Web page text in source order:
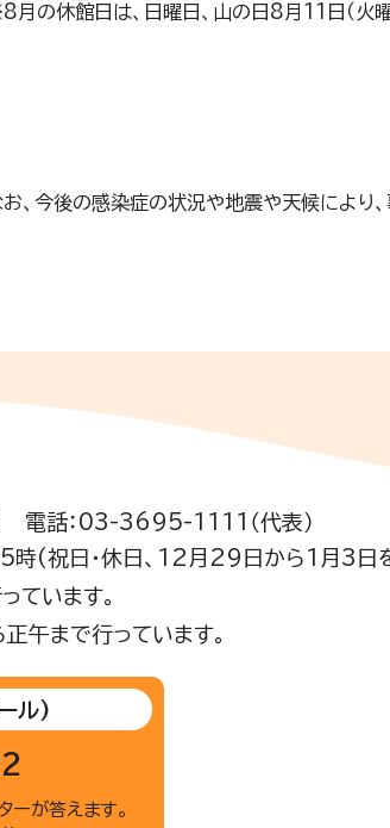
月の休館日は、日曜日、山の日8月11日（火曜
お、今後の感染症の状況や地震や天候により
電話：03-3695-1111（代表）
(祝日・休日、12月29日から1月3日
ています。
午まで行っています。
ル)
ーが答えます。